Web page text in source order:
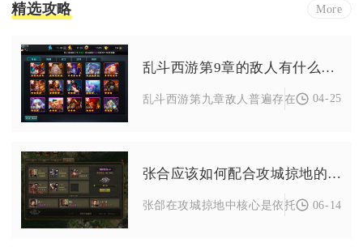
精选攻略 More
乱斗西游第9章的敌人有什么弱点
乱斗西游第九章敌人普遍存在法术防御薄
04-25
张合应该如何配合攻城掠地的战术
张郃在攻城掠地中核心是依托高格挡、山
06-14